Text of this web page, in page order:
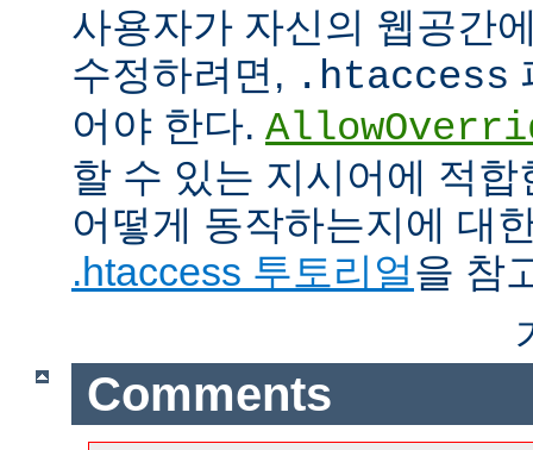
사용자가 자신의 웹공간
수정하려면, .htaccess
어야 한다.
할 수 있는 지시어에 적
어떻게 동작하는지에 대
.htaccess 투토리얼을 참
Comments